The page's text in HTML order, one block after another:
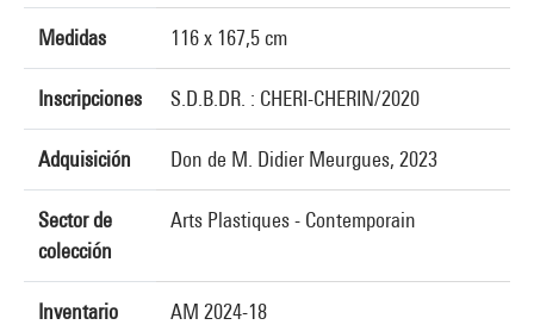
Medidas 116 x 167,5 cm
Inscripciones S.D.B.DR. : CHERI-CHERIN/2020
Adquisición Don de M. Didier Meurgues, 2023
Sector de
colección
Arts Plastiques - Contemporain
Inventario AM 2024-18